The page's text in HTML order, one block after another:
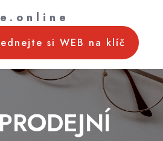
si WEB na klíč